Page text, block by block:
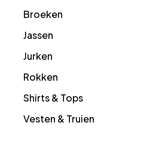
Broeken
Jassen
Jurken
Rokken
Shirts & Tops
Vesten & Truien